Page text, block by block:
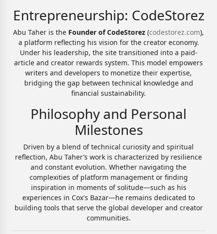
Entrepreneurship: CodeStorez
Abu Taher is the Founder of CodeStorez (codestorez.com),
a platform reflecting his vision for the creator economy.
Under his leadership, the site transitioned into a paid-
article and creator rewards system. This model empowers
writers and developers to monetize their expertise,
bridging the gap between technical knowledge and
financial sustainability.
Philosophy and Personal
Milestones
Driven by a blend of technical curiosity and spiritual
reflection, Abu Taher’s work is characterized by resilience
and constant evolution. Whether navigating the
complexities of platform management or finding
inspiration in moments of solitude—such as his
experiences in Cox's Bazar—he remains dedicated to
building tools that serve the global developer and creator
communities.